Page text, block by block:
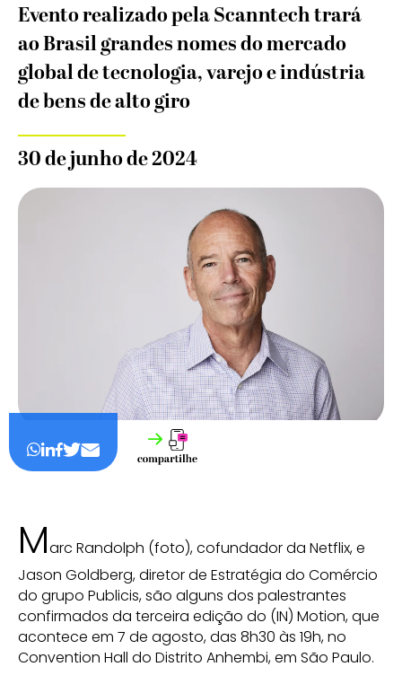
Evento realizado pela Scanntech trará
ao Brasil grandes nomes do mercado
global de tecnologia, varejo e indústria
de bens de alto giro
30 de junho de 2024
Marc Randolph (foto), cofundador da Netflix, e
Jason Goldberg, diretor de Estratégia do Comércio
do grupo Publicis, são alguns dos palestrantes
confirmados da terceira edição do (IN) Motion, que
acontece em 7 de agosto, das 8h30 às 19h, no
Convention Hall do Distrito Anhembi, em São Paulo.